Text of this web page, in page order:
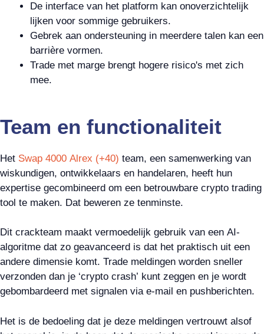
De interface van het platform kan onoverzichtelijk
lijken voor sommige gebruikers.
Gebrek aan ondersteuning in meerdere talen kan een
barrière vormen.
Trade met marge brengt hogere risico's met zich
mee.
Team en functionaliteit
Het Swap 4000 Alrex (+40) team, een samenwerking van
wiskundigen, ontwikkelaars en handelaren, heeft hun
expertise gecombineerd om een betrouwbare crypto trading
tool te maken. Dat beweren ze tenminste.
Dit crackteam maakt vermoedelijk gebruik van een AI-
algoritme dat zo geavanceerd is dat het praktisch uit een
andere dimensie komt. Trade meldingen worden sneller
verzonden dan je ‘crypto crash’ kunt zeggen en je wordt
gebombardeerd met signalen via e-mail en pushberichten.
Het is de bedoeling dat je deze meldingen vertrouwt alsof